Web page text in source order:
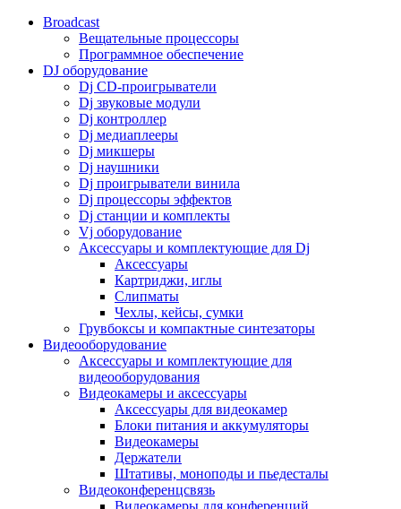
Broadcast
Вещательные процессоры
Программное обеспечение
DJ оборудование
Dj CD-проигрыватели
Dj звуковые модули
Dj контроллер
Dj медиаплееры
Dj микшеры
Dj наушники
Dj проигрыватели винила
Dj процессоры эффектов
Dj станции и комплекты
Vj оборудование
Аксессуары и комплектующие для Dj
Аксессуары
Картриджи, иглы
Слипматы
Чехлы, кейсы, сумки
Грувбоксы и компактные синтезаторы
Видеооборудование
Аксессуары и комплектующие для
видеооборудования
Видеокамеры и аксессуары
Аксессуары для видеокамер
Блоки питания и аккумуляторы
Видеокамеры
Держатели
Штативы, моноподы и пьедесталы
Видеоконференцсвязь
Видеокамеры для конференций